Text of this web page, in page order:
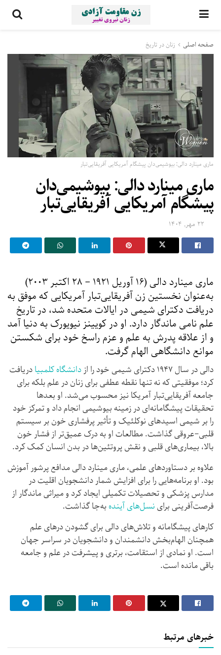
صفحه اصلی زنان در تاریخ
ماری مینارد دالی: بیوشیمی‌دان پیشگام آمریکایی آفریقایی‌تبار
ماری مینارد دالی: بیوشیمی‌دان
پیشگام آمریکایی آفریقایی‌تبار
۲۲ مهر, ۱۴۰۴
ماری مینارد دالی (۱۶ آوریل ۱۹۲۱ – ۲۸ اکتبر ۲۰۰۳)
به‌عنوان نخستین زن آفریقایی‌تبار آمریکایی که موفق به
دریافت دکترای شیمی در ایالات متحده شد، در تاریخ
علم نامی ماندگار دارد. او در کویینز نیویورک به دنیا آمد
و از علاقه پدرش به علم و عزم راسخ خود برای شکستن
موانع دانشگاهی الهام گرفت.
دالی در سال ۱۹۴۷ دکترای شیمی خود را از دانشگاه کلمبیادریافت
کرد؛ موفقیتی که نه تنها نقطه عطفی برای زنان در علم بلکه برای
جامعه آفریقایی‌تبار آمریکا نیز محسوب می‌شد. او بعدها
تحقیقات پیشگامانه‌ای در زمینه بیوشیمی انجام داد و تمرکز خود
را بر شیمی اسیدهای نوکلئیک و تأثیر پرفشاری خون بر سیستم
قلبی‌–‌عروقی گذاشت. مطالعات او به درک عمیق‌تر از فشار خون
بالا، بیماری‌های قلبی و نقش پروتئین‌ها در بدن انسان کمک کرد.
علاوه بر دستاوردهای علمی، ماری مینارد دالی مدافع پرشور آموزش
بود. او برنامه‌هایی را برای افزایش شمار دانشجویان اقلیت در
مدارس پزشکی و تحصیلات تکمیلی ایجاد کرد و میراثی ماندگار از
فرصت‌آفرینی برای نسل‌های آینده به‌جا گذاشت.
کارهای پیشگامانه و تلاش‌های دالی برای گشودن درهای علم
همچنان الهام‌بخش دانشمندان و دانشجویان در سراسر جهان
است. او نمادی از استقامت، برتری و پیشرفت در علم و جامعه
باقی مانده است.
خبرهای مرتبط